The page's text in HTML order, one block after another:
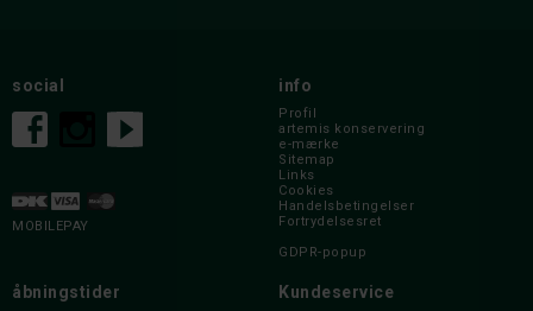
social
MOBILEPAY
info
Profil
artemis konservering
e-mærke
Sitemap
Links
Cookies
Handelsbetingelser
Fortrydelsesret
GDPR-popup
åbningstider Kundeservice